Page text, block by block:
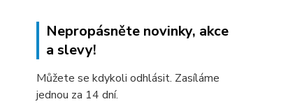
Nepropásněte novinky, akce
a slevy!
Můžete se kdykoli odhlásit. Zasíláme
jednou za 14 dní.